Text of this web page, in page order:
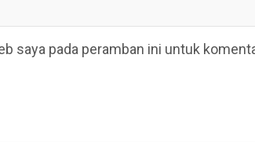
saya pada peramban ini untuk